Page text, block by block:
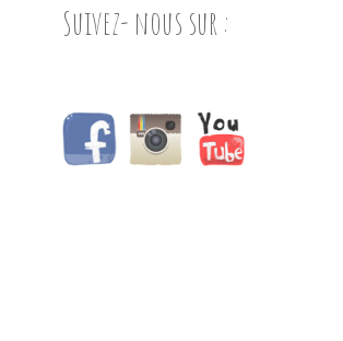
Suivez- nous sur :